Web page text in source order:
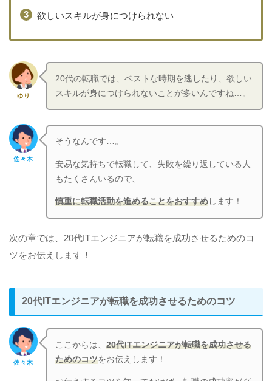
欲しいスキルが身につけられない
ゆり
20代の転職では、ベストな時期を逃したり、欲しい
スキルが身につけられないことが多いんですね…。
佐々木
そうなんです…。
安易な気持ちで転職して、失敗を繰り返している人
もたくさんいるので、
慎重に転職活動を進めることをおすすめ します！
次の章では、20代ITエンジニアが転職を成功させるためのコ
ツをお伝えします！
20代ITエンジニアが転職を成功させるためのコツ
佐々木
ここからは、20代ITエンジニアが転職を成功させる
ためのコツをお伝えします！